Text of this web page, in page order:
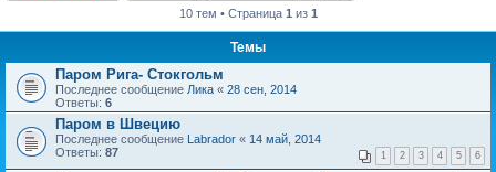
10 тем • Страница 1 из 1
Темы
Паром Рига- Стокгольм
Последнее сообщение Лика « 28 сен, 2014
Ответы: 6
Паром в Швецию
Последнее сообщение Labrador « 14 май, 2014
Ответы: 87 1 2 3 4 5 6